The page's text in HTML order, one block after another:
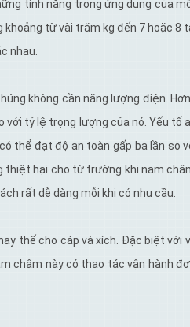
tính năng trong ứng dụng của
từ vài trăm kg đến 7 hoặc 8
nhau.
không cần năng lượng điện.
với tỷ lệ trọng lượng của nó. Yếu tố
thể đạt độ an toàn gấp ba lần so
thiệt hại cho từ trường khi nam
rất dễ dàng mỗi khi có nhu cầu.
thế cho cáp và xích. Đặc biệt với
châm này có thao tác vận hành